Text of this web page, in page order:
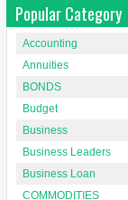
Popular Category
Accounting
Annuities
BONDS
Budget
Business
Business Leaders
Business Loan
COMMODITIES